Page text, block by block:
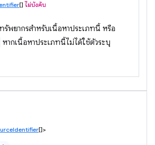
[] ไม่บังคับ
รัพยากรสำหรับเนื้อหาประเภทนี้ หรือ
หากเนื้อหาประเภทนี้ไม่ได้ใช้ตัวระบุ
[]>